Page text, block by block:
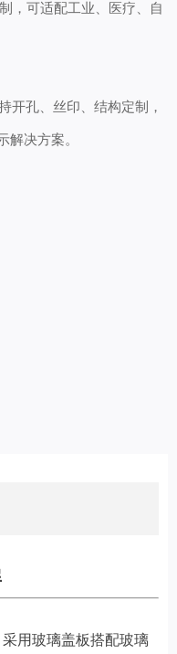
，可适配工业、医疗、自
开孔、丝印、结构定制，
解决方案。
用玻璃盖板搭配玻璃